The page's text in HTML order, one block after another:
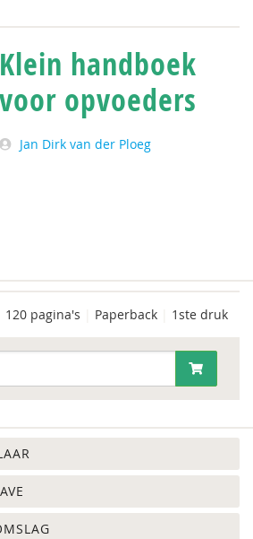
Klein handboek
voor opvoeders
Jan Dirk van der Ploeg
120 pagina's Paperback 1ste druk